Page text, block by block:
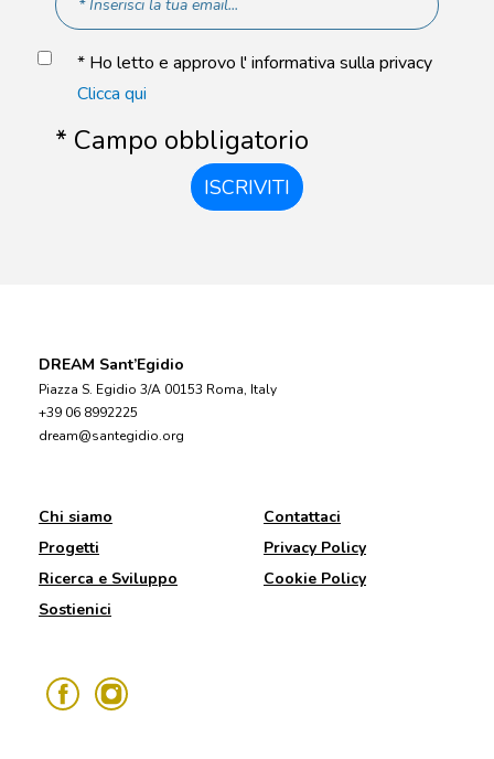
* Ho letto e approvo l' informativa sulla privacy
Clicca qui
* Campo obbligatorio
ISCRIVITI
DREAM Sant’Egidio
Piazza S. Egidio 3/A 00153 Roma, Italy
+39 06 8992225
dream@santegidio.org
Chi siamo
Progetti
Ricerca e Sviluppo
Sostienici
Contattaci
Privacy Policy
Cookie Policy